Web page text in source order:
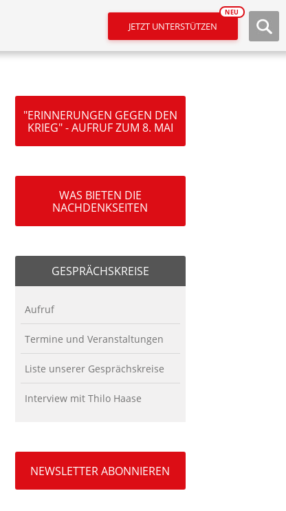
JETZT UNTERSTÜTZEN
NEU
"ERINNERUNGEN GEGEN DEN
KRIEG" - AUFRUF ZUM 8. MAI
WAS BIETEN DIE
NACHDENKSEITEN
GESPRÄCHSKREISE
Aufruf
Termine und Veranstaltungen
Liste unserer Gesprächskreise
Interview mit Thilo Haase
NEWSLETTER ABONNIEREN